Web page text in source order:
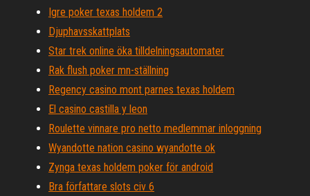
Igre poker texas holdem 2
Djuphavsskattplats
Star trek online öka tilldelningsautomater
Rak flush poker mn-ställning
Regency casino mont parnes texas holdem
El casino castilla y leon
Roulette vinnare pro netto medlemmar inloggning
Wyandotte nation casino wyandotte ok
Zynga texas holdem poker för android
Bra författare slots civ 6